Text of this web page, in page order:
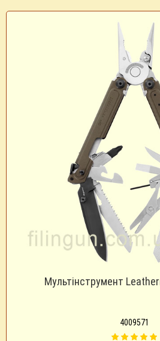
Мультінструмент
4009571